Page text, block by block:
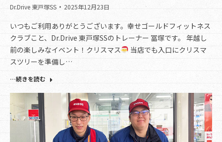
Dr.Drive 東戸塚SS 2025年12月23日
いつもご利用ありがとうございます。幸せゴールドフィットネス
クラブこと、Dr.Drive 東戸塚SSのトレーナー 冨塚です。 年越し
前の楽しみなイベント！クリスマス
当店でも入口にクリスマ
スツリーを準備し…
…続きを読む